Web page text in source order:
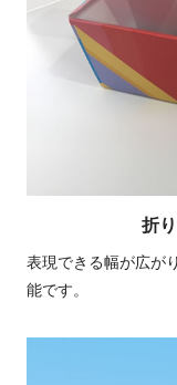
折
表現できる幅が広が
能です。